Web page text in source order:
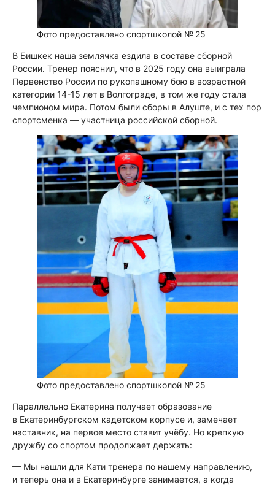
Фото предоставлено спортшколой № 25
В Бишкек наша землячка ездила в составе сборной
России. Тренер пояснил, что в 2025 году она выиграла
Первенство России по рукопашному бою в возрастной
категории 14-15 лет в Волгограде, в том же году стала
чемпионом мира. Потом были сборы в Алуште, и с тех пор
спортсменка — участница российской сборной.
Фото предоставлено спортшколой № 25
Параллельно Екатерина получает образование
в Екатеринбургском кадетском корпусе и, замечает
наставник, на первое место ставит учёбу. Но крепкую
дружбу со спортом продолжает держать:
— Мы нашли для Кати тренера по нашему направлению,
и теперь она и в Екатеринбурге занимается, а когда